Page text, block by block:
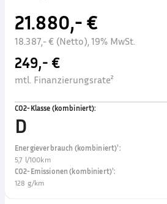
21.880,- €
18.387,- € (Netto), 19% MwSt.
249,- €
mtl. Finanzierungsrate²
CO2-Klasse (kombiniert):
D
Energieverbrauch (kombiniert)¹:
5,7 l/100km
CO2-Emissionen (kombiniert)¹:
128 g/km